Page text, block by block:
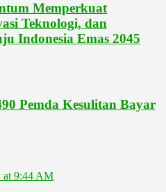
Memperkuat
Teknologi, dan
Indonesia Emas 2045
Pemda Kesulitan Bayar
at 9:44 AM